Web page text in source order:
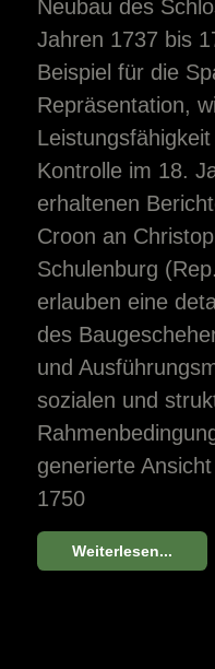
Neubau des
Jahren 1737 bis
Beispiel für die
Repräsentation,
Kontrolle im 18.
erhaltenen
Croon an
Schulenburg
erlauben eine
des
und
sozialen und
generierte
1750
Weiterlesen...